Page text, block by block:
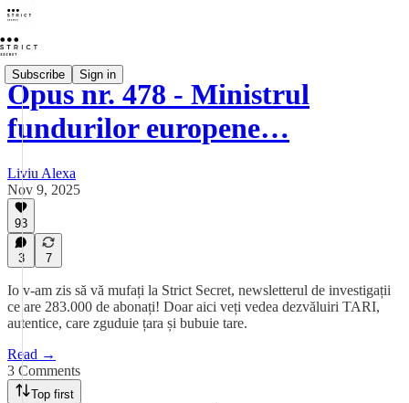
Subscribe Sign in
Opus nr. 478 - Ministrul
fundurilor europene…
Liviu Alexa
Nov 9, 2025
93
3 7
Io v-am zis să vă mufați la Strict Secret, newsletterul de investigații
ce are 283.000 de abonați! Doar aici veți vedea dezvăluiri TARI,
autentice, care zguduie țara și bubuie tare.
Read →
3 Comments
Top first